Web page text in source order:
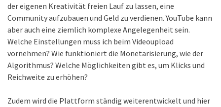
der eigenen Kreativität freien Lauf zu lassen, eine
Community aufzubauen und Geld zu verdienen. YouTube kann
aber auch eine ziemlich komplexe Angelegenheit sein.
Welche Einstellungen muss ich beim Videoupload
vornehmen? Wie funktioniert die Monetarisierung, wie der
Algorithmus? Welche Möglichkeiten gibt es, um Klicks und
Reichweite zu erhöhen?
Zudem wird die Plattform ständig weiterentwickelt und hier